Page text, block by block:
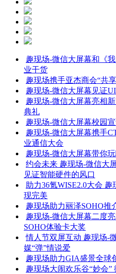
趣现场-微信大屏幕和《
业干货
趣现场携手亚杰商会“共
趣现场-微信大屏幕见证
趣现场-微信大屏幕亮相
典礼
趣现场-微信大屏幕校园
趣现场-微信大屏幕携手
业通信大会
趣现场-微信大屏幕带你
约会未来 趣现场-微信大
见证智能硬件的风口
助力36氪WISE2.0大会
现完美
趣现场助力丽泽SOHO推
趣现场-微信大屏幕二度
SOHO体验卡大奖
情人节双屏互动 趣现场-
媒“弹”情说爱
趣现场助力GIA盛景全球
趣现场大闹欢乐谷“妙会